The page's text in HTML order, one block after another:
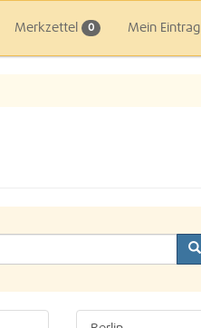
Merkzettel 0 Mein Eintrag